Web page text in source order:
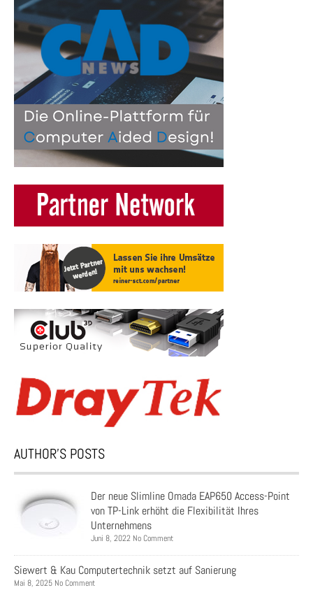
AUTHOR’S POSTS
Der neue Slimline Omada EAP650 Access-Point
von TP-Link erhöht die Flexibilität Ihres
Unternehmens
Juni 8, 2022 No Comment
Siewert & Kau Computertechnik setzt auf Sanierung
Mai 8, 2025 No Comment